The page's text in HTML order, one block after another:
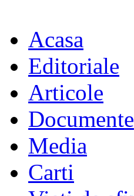
Acasa
Editoriale
Articole
Documente
Media
Carti